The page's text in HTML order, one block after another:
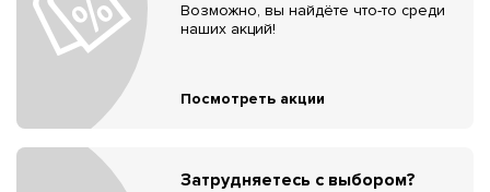
Возможно, вы найдёте что-то среди
наших акций!
Посмотреть акции
Затрудняетесь с выбором?